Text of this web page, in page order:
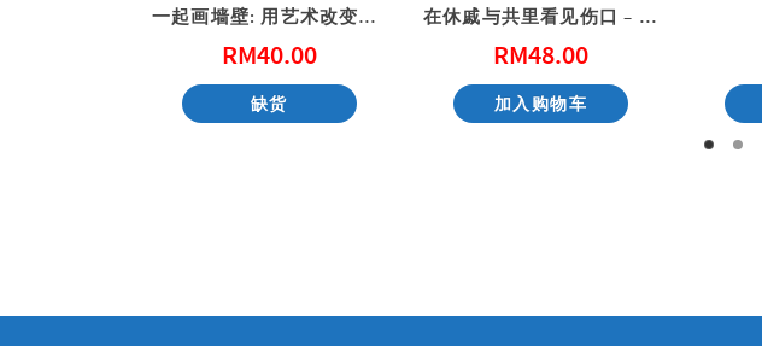
一起画墙壁: 用艺术改变社区 (港版)
RM40.00
缺货
在休戚与共里看见伤口 – 给心灵创伤（二版）
RM48.00
加入购物车